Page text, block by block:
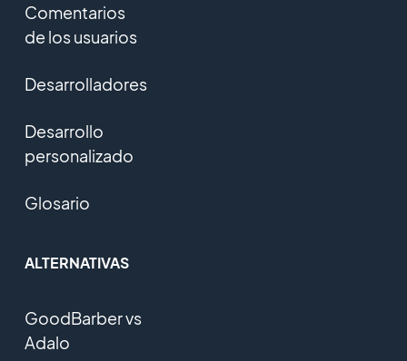
Comentarios
de los usuarios
Desarrolladores
Desarrollo
personalizado
Glosario
ALTERNATIVAS
GoodBarber vs
Adalo